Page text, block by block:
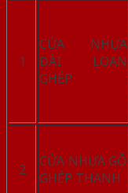
1
CỬA NHỰA
ĐÀI LOAN
GHÉP
2
CỬA NHỰA GỖ
GHÉP THANH